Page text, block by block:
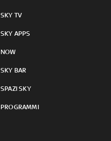
SKY TV
SKY APPS
NOW
SKY BAR
SPAZI SKY
PROGRAMMI